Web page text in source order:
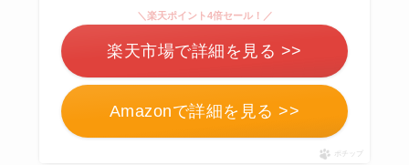
Amazonで詳細を見る >>
＼楽天ポイント4倍セール！／
楽天市場で詳細を見る >>
ポチップ